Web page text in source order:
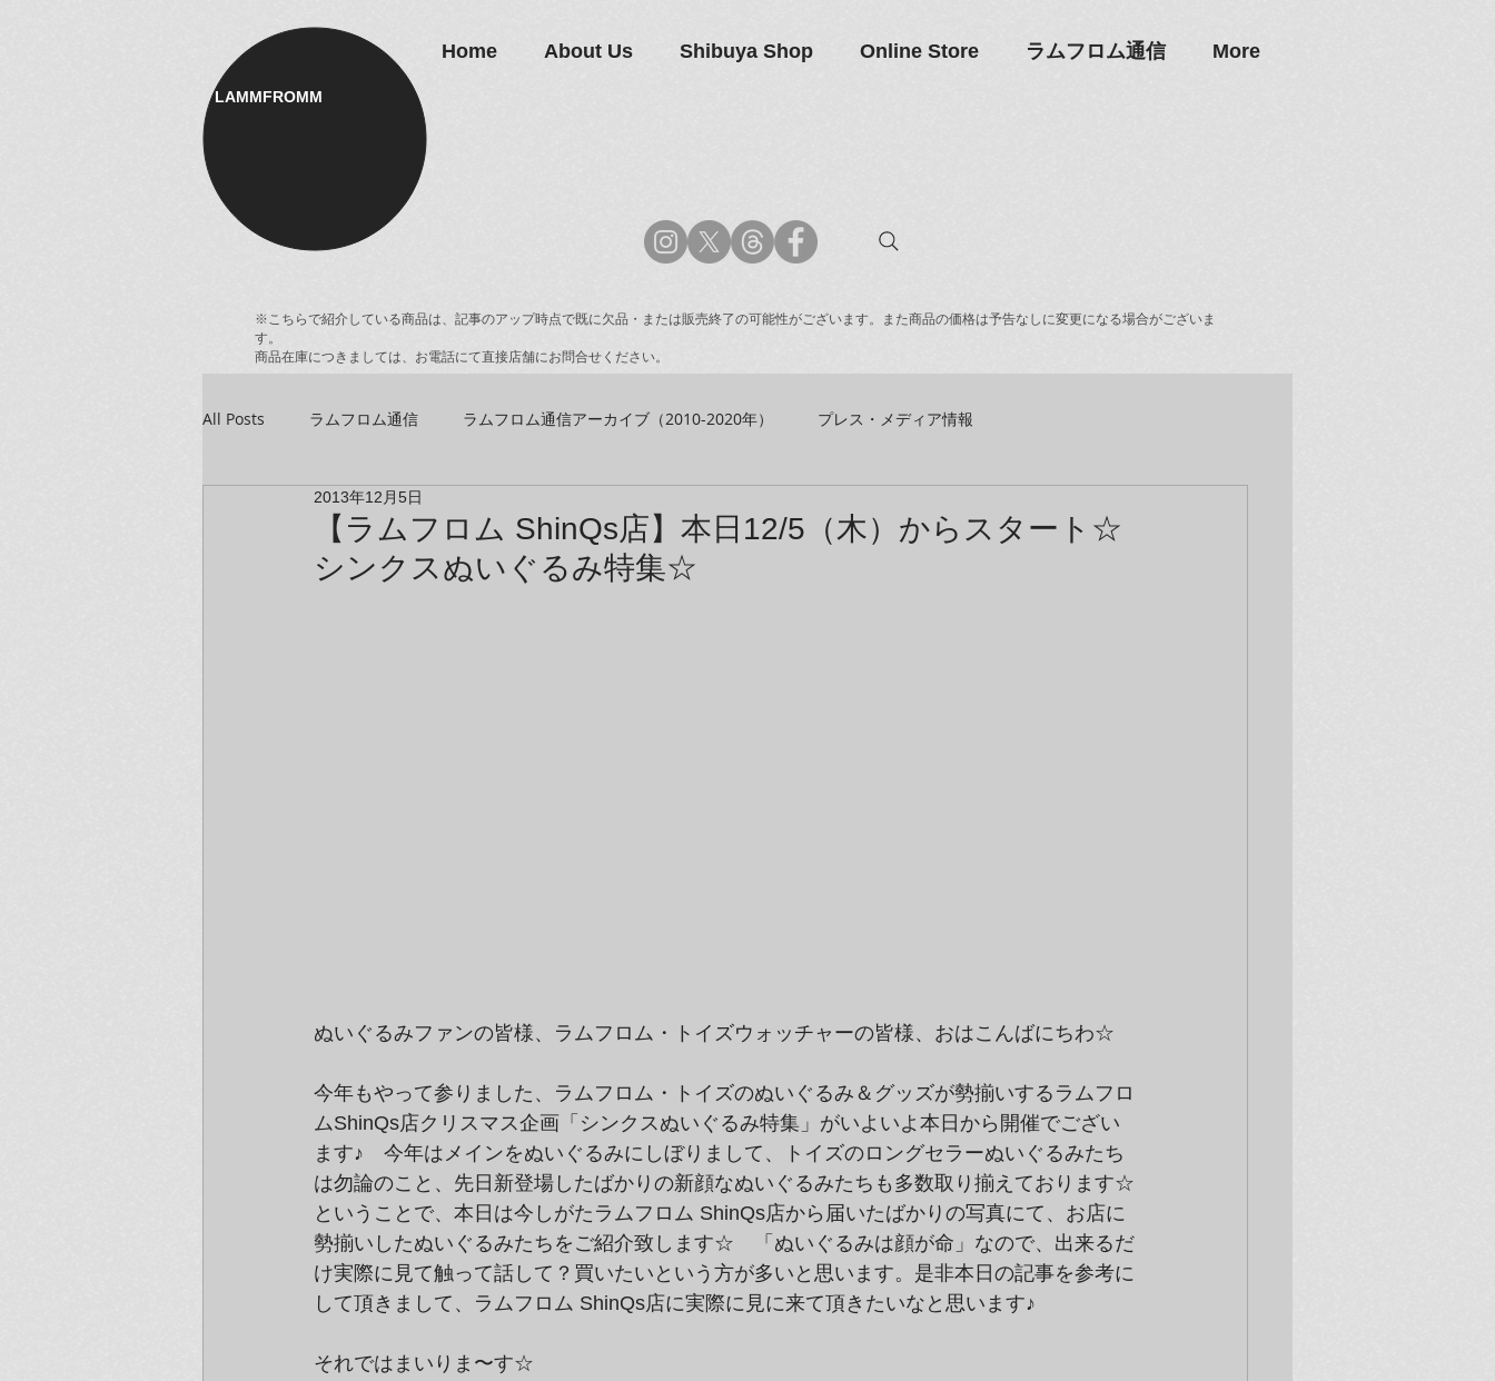
LAMMFROMM​
Home About Us Shibuya Shop Online Store ラムフロム通信 More
※こちらで紹介している商品は、記事のアップ時点で既に欠品・または販売終了の可能性がございます。また商品の価格は予告なしに変更になる場合がございま
す。
商品在庫につきましては、お電話にて直接店舗にお問合せください。
All Posts ラムフロム通信 ラムフロム通信アーカイブ（2010-2020年） プレス・メディア情報
アーティスト＆クリエイター紹介
【ラムフロム ShinQs店】本日12/5（木）からスタート☆
シンクスぬいぐるみ特集☆
2013年12月5日
ぬいぐるみファンの皆様、ラムフロム・トイズウォッチャーの皆様、おはこんばにちわ☆
今年もやって参りました、ラムフロム・トイズのぬいぐるみ＆グッズが勢揃いするラムフロ
ムShinQs店クリスマス企画「シンクスぬいぐるみ特集」がいよいよ本日から開催でござい
ます♪　今年はメインをぬいぐるみにしぼりまして、トイズのロングセラーぬいぐるみたち
は勿論のこと、先日新登場したばかりの新顔なぬいぐるみたちも多数取り揃えております☆
ということで、本日は今しがたラムフロム ShinQs店から届いたばかりの写真にて、お店に
勢揃いしたぬいぐるみたちをご紹介致します☆　「ぬいぐるみは顔が命」なので、出来るだ
け実際に見て触って話して？買いたいという方が多いと思います。是非本日の記事を参考に
して頂きまして、ラムフロム ShinQs店に実際に見に来て頂きたいなと思います♪
それではまいりま〜す☆